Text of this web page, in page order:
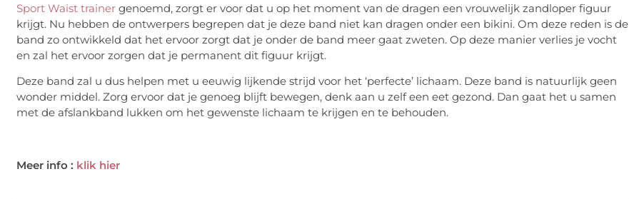
Sport Waist trainer genoemd, zorgt er voor dat u op het moment van de dragen een vrouwelijk zandloper figuur
krijgt. Nu hebben de ontwerpers begrepen dat je deze band niet kan dragen onder een bikini. Om deze reden is de
band zo ontwikkeld dat het ervoor zorgt dat je onder de band meer gaat zweten. Op deze manier verlies je vocht
en zal het ervoor zorgen dat je permanent dit figuur krijgt.
Deze band zal u dus helpen met u eeuwig lijkende strijd voor het ‘perfecte’ lichaam. Deze band is natuurlijk geen
wonder middel. Zorg ervoor dat je genoeg blijft bewegen, denk aan u zelf een eet gezond. Dan gaat het u samen
met de afslankband lukken om het gewenste lichaam te krijgen en te behouden.
Meer info : klik hier